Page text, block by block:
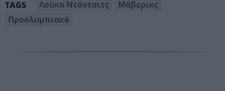
TAGS Λούκα Ντόντσιτς
Μάβερικς
Προολυμπιακό